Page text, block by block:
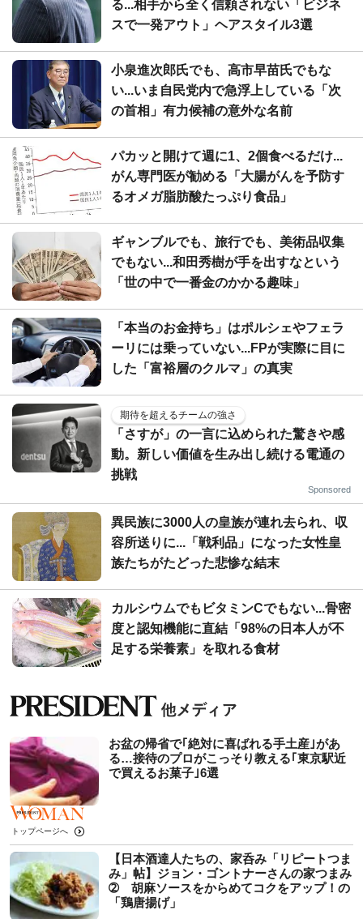
る...相手から全く信頼されない「ビジネ
スで一発アウト」ヘアスタイル3選
小泉進次郎氏でも、高市早苗氏でもな
い...いま自民党内で急浮上している「次
の首相」有力候補の意外な名前
パカッと開けて週に1、2個食べるだけ...
がん専門医が勧める「大腸がんを予防す
るオメガ脂肪酸たっぷり食品」
ギャンブルでも、旅行でも、美術品収集
でもない...和田秀樹が手を出すなという
「世の中で一番金のかかる趣味」
「本当のお金持ち」はポルシェやフェラ
ーリには乗っていない...FPが実際に目に
した「富裕層のクルマ」の真実
期待を超えるチームの強さ
「さすが」の一言に込められた驚きや感
動。新しい価値を生み出し続ける電通の
挑戦
Sponsored
異民族に3000人の皇族が連れ去られ、収
容所送りに...「戦利品」になった女性皇
族たちがたどった悲惨な結末
カルシウムでもビタミンCでもない...骨密
度と認知機能に直結「98%の日本人が不
足する栄養素」を取れる食材
お盆の帰省で｢絶対に喜ばれる手土産｣があ
る…接待のプロがこっそり教える｢東京駅近
で買えるお菓子｣6選
トップページへ
【日本酒達人たちの、家呑み「リピートつま
み」帖】ジョン・ゴントナーさんの家つまみ
➁ 胡麻ソースをからめてコクをアップ！の
「鶏唐揚げ」